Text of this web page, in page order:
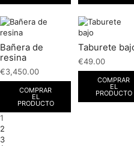
Bañera de
resina
€3,450.00
COMPRAR
EL
PRODUCTO
Taburete
€49.00
COMPRAR
EL
PRODUCTO
1
2
3